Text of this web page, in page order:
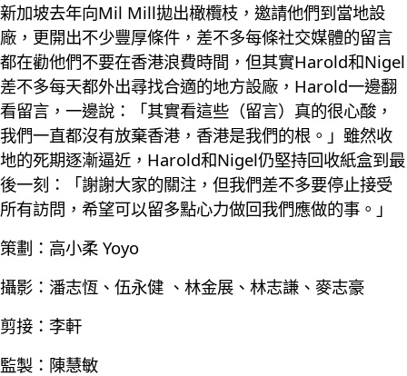
新加坡去年向Mil Mill拋出橄欖枝，邀請他們到當地設
廠，更開出不少豐厚條件，差不多每條社交媒體的留言
都在勸他們不要在香港浪費時間，但其實Harold和Nigel
差不多每天都外出尋找合適的地方設廠，Harold一邊翻
看留言，一邊說：「其實看這些（留言）真的很心酸，
我們一直都沒有放棄香港，香港是我們的根。」雖然收
地的死期逐漸逼近，Harold和Nigel仍堅持回收紙盒到最
後一刻：「謝謝大家的關注，但我們差不多要停止接受
所有訪問，希望可以留多點心力做回我們應做的事。」
策劃：高小柔 Yoyo
攝影：潘志恆、伍永健 、林金展、林志謙、麥志豪
剪接：李軒
監製：陳慧敏